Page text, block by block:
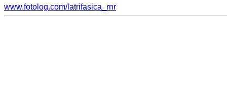
www.fotolog.com/latrifasica_rnr